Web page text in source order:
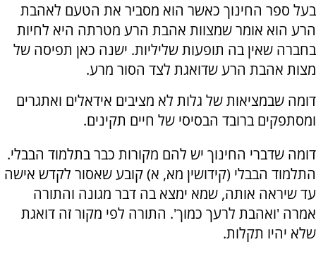
בעל ספר החינוך כאשר הוא מסביר את הטעם לאהבת
הרע הוא אומר שמצוות אהבת הרע מטרתה היא לחיות
בחברה שאין בה תופעות שליליות. ישנה כאן תפיסה של
מצות אהבת הרע שדואגת לצד הסור מרע.
דומה שבמציאות של גלות לא מציבים אידאלים ואתגרים
ומסתפקים ברובד הבסיסי של חיים תקינים.
דומה שדברי החינוך יש להם מקורות כבר בתלמוד הבבלי.
התלמוד הבבלי (קידושין מא, א) קובע שאסור לקדש אישה
עד שיראה אותה, שמא ימצא בה דבר מגונה והתורה
אמרה 'ואהבת לרעך כמוך'. התורה לפי מקור זה דואגת
שלא יהיו תקלות.